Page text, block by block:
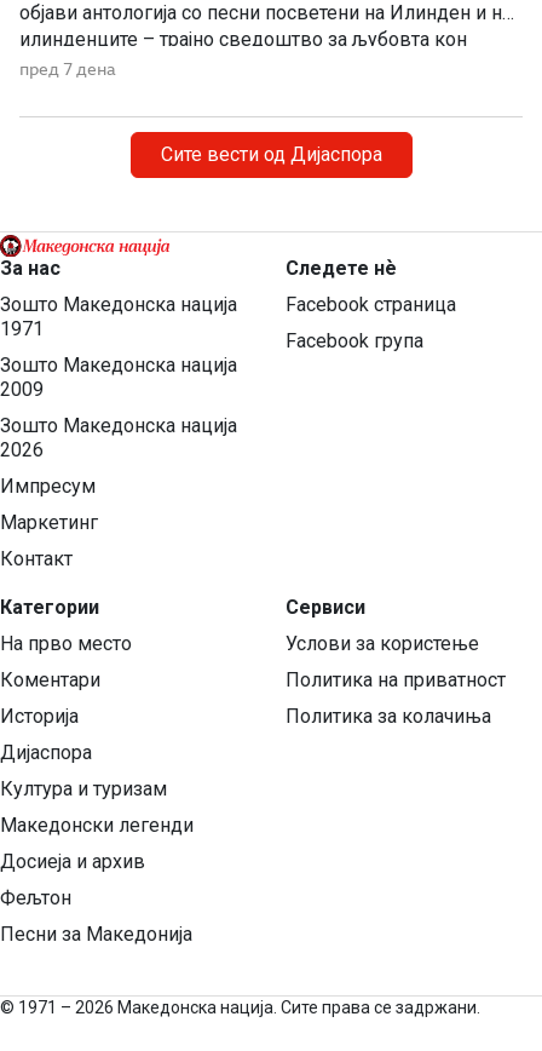
објави антологија со песни посветени на Илинден и на
илинденците – трајно сведоштво за љубовта кон
Македонија, непокорот и борбата за зачувување на
Македонското литературно друштво „Григор Прличев“
од Сиднеј ја објави поетската антологија „Илинден во
нашите срца“, во која се […]
пред 7 дена
Сите вести од Дијаспора
За нас
Зошто Македонска нација
1971
Зошто Македонска нација
2009
Зошто Македонска нација
2026
Импресум
Маркетинг
Контакт
Категории
На прво место
Коментари
Историја
Дијаспора
Култура и туризам
Македонски легенди
Досиеја и архив
Фељтон
Песни за Македонија
Следете нѐ
Facebook страница
Facebook група
Сервиси
Услови за користење
Политика на приватност
Политика за колачиња
© 1971 – 2026 Македонска нација. Сите права се задржани.